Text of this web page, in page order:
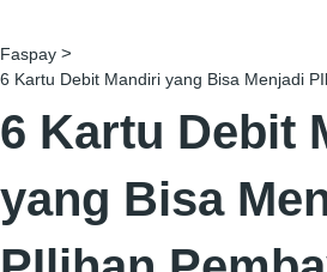
Faspay >
6 Kartu Debit Mandiri yang Bisa Menjadi
6 Kartu Debit
yang Bisa